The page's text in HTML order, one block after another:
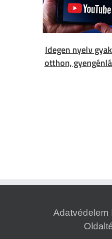
Idegen nyelv
otthon,
Adatvédelem